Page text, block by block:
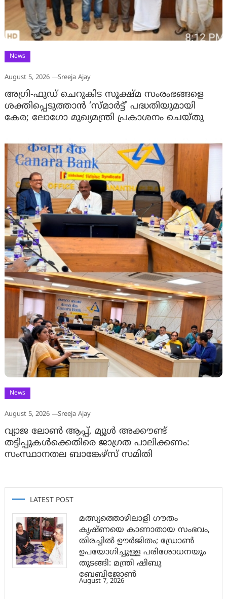
News
August 5, 2026 Sreeja Ajay
അഗ്രി-ഫുഡ് ചെറുകിട സൂക്ഷ്മ സംരംഭങ്ങളെ
ശക്തിപ്പെടുത്താന്‍ ‘സ്മാര്‍ട്ട്’ പദ്ധതിയുമായി
കേര; ലോഗോ മുഖ്യമന്ത്രി പ്രകാശനം ചെയ്തു
News
August 5, 2026 Sreeja Ajay
വ്യാജ ലോൺ ആപ്പ്, മ്യൂൾ അക്കൗണ്ട്
തട്ടിപ്പുകൾക്കെതിരെ ജാ​ഗ്രത പാലിക്കണം:
സംസ്ഥാനതല ബാങ്കേഴ്സ് സമിതി
LATEST POST
മത്സ്യത്തൊഴിലാളി ഗൗതം
കൃഷ്ണയെ കാണാതായ സംഭവം,
തിരച്ചിൽ ഊർജിതം; ഡ്രോണ്‍
ഉപയോഗിച്ചുള്ള പരിശോധനയും
തുടങ്ങി: മന്ത്രി ഷിബു
ബേബിജോണ്‍
August 7, 2026